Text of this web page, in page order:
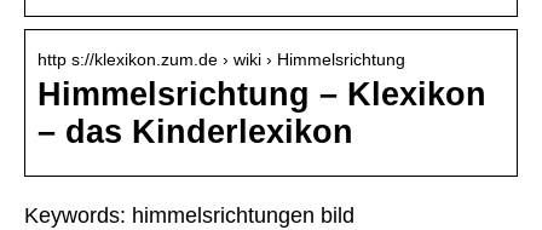
http s://klexikon.zum.de › wiki › Himmelsrichtung
Himmelsrichtung – Klexikon
– das Kinderlexikon
Keywords: himmelsrichtungen bild